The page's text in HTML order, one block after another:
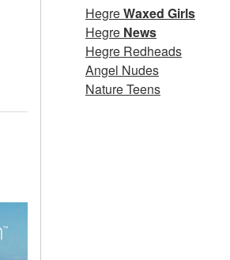
HegreWaxed Girls
Hegre News
Hegre Redheads
Angel Nudes
Nature Teens